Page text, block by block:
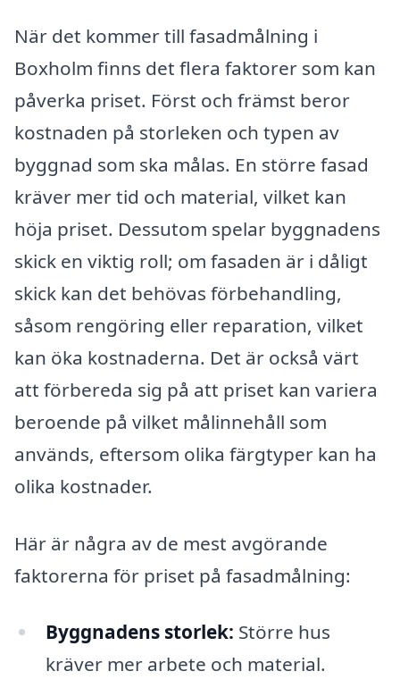
När det kommer till fasadmålning i
Boxholm finns det flera faktorer som kan
påverka priset. Först och främst beror
kostnaden på storleken och typen av
byggnad som ska målas. En större fasad
kräver mer tid och material, vilket kan
höja priset. Dessutom spelar byggnadens
skick en viktig roll; om fasaden är i dåligt
skick kan det behövas förbehandling,
såsom rengöring eller reparation, vilket
kan öka kostnaderna. Det är också värt
att förbereda sig på att priset kan variera
beroende på vilket målinnehåll som
används, eftersom olika färgtyper kan ha
olika kostnader.
Här är några av de mest avgörande
faktorerna för priset på fasadmålning:
Byggnadens storlek: Större hus
kräver mer arbete och material.